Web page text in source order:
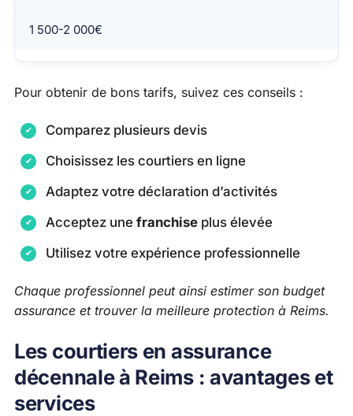
1 500-2 000€
Pour obtenir de bons tarifs, suivez ces conseils :
Comparez plusieurs devis
Choisissez les courtiers en ligne
Adaptez votre déclaration d’activités
Acceptez une franchise plus élevée
Utilisez votre expérience professionnelle
Chaque professionnel peut ainsi estimer son budget
assurance et trouver la meilleure protection à Reims.
Les courtiers en assurance
décennale à Reims : avantages et
services